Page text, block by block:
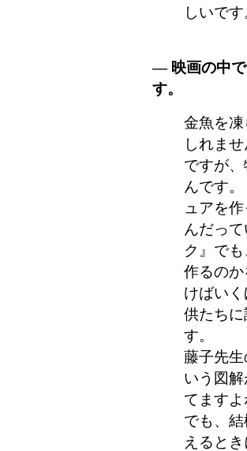
しいです
― 映画の中で
す。
金魚を
しれま
ですが
んです
ュアを
んだっ
ク』で
作るの
けばい
供たち
す。
藤子先
いう図
てます
でも、
えると